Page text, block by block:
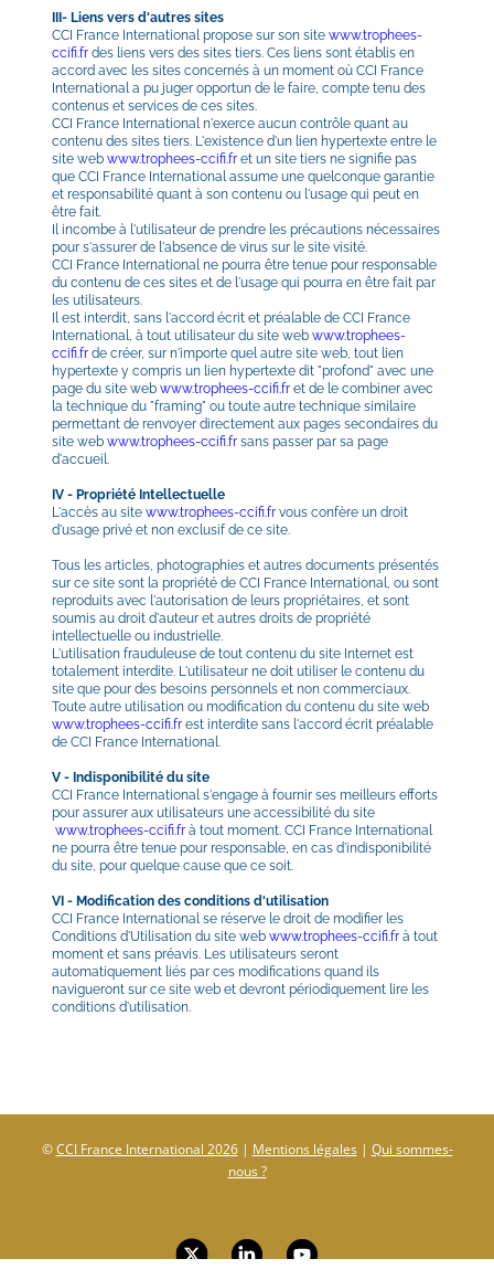
III- Liens vers d'autres sites
CCI France International propose sur son site www.trophees-
ccifi.fr des liens vers des sites tiers. Ces liens sont établis en
accord avec les sites concernés à un moment où CCI France
International a pu juger opportun de le faire, compte tenu des
contenus et services de ces sites.
CCI France International n'exerce aucun contrôle quant au
contenu des sites tiers. L'existence d'un lien hypertexte entre le
site web www.trophees-ccifi.fr et un site tiers ne signifie pas
que CCI France International assume une quelconque garantie
et responsabilité quant à son contenu ou l'usage qui peut en
être fait.
Il incombe à l'utilisateur de prendre les précautions nécessaires
pour s'assurer de l'absence de virus sur le site visité.
CCI France International ne pourra être tenue pour responsable
du contenu de ces sites et de l'usage qui pourra en être fait par
les utilisateurs.
Il est interdit, sans l'accord écrit et préalable de CCI France
International, à tout utilisateur du site web www.trophees-
ccifi.fr de créer, sur n'importe quel autre site web, tout lien
hypertexte y compris un lien hypertexte dit "profond" avec une
page du site web www.trophees-ccifi.fr et de le combiner avec
la technique du "framing" ou toute autre technique similaire
permettant de renvoyer directement aux pages secondaires du
site web www.trophees-ccifi.fr sans passer par sa page
d'accueil.
IV - Propriété Intellectuelle
L'accès au site www.trophees-ccifi.fr vous confère un droit
d'usage privé et non exclusif de ce site.
Tous les articles, photographies et autres documents présentés
sur ce site sont la propriété de CCI France International, ou sont
reproduits avec l'autorisation de leurs propriétaires, et sont
soumis au droit d'auteur et autres droits de propriété
intellectuelle ou industrielle.
L'utilisation frauduleuse de tout contenu du site Internet est
totalement interdite. L'utilisateur ne doit utiliser le contenu du
site que pour des besoins personnels et non commerciaux.
www.trophees-ccifi.fr est interdite sans l'accord écrit préalable
de CCI France International.
V - Indisponibilité du site
CCI France International s'engage à fournir ses meilleurs efforts
pour assurer aux utilisateurs une accessibilité du site
www.trophees-ccifi.fr à tout moment. CCI France International
ne pourra être tenue pour responsable, en cas d'indisponibilité
du site, pour quelque cause que ce soit.
VI - Modification des conditions d'utilisation
CCI France International se réserve le droit de modifier les
Conditions d'Utilisation du site web www.trophees-ccifi.fr à tout
moment et sans préavis. Les utilisateurs seront
automatiquement liés par ces modifications quand ils
navigueront sur ce site web et devront périodiquement lire les
conditions d'utilisation.
© CCI France International 2026 | Mentions légales | Qui sommes-
nous ?